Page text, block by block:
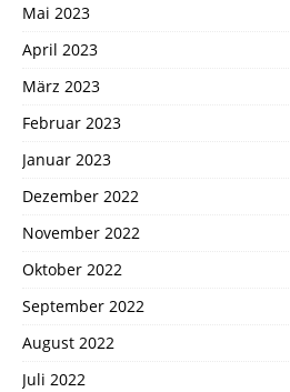
Mai 2023
April 2023
März 2023
Februar 2023
Januar 2023
Dezember 2022
November 2022
Oktober 2022
September 2022
August 2022
Juli 2022